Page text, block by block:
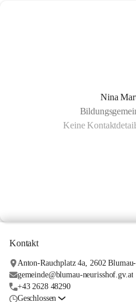
Nina
Keine
Kontakt
Anton-Rauchplatz 4a, 2602
gemeinde@blumau-neurisshof.gv.at
+43 2628 48290
Geschlossen